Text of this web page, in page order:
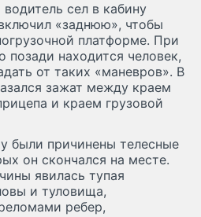
сел в кабину
«заднюю», чтобы
платформе. При
позади находится человек,
от таких «маневров». В
зажат между краем
и краем грузовой
были причинены телесные
он скончался на месте.
явилась тупая
и туловища,
ребер,